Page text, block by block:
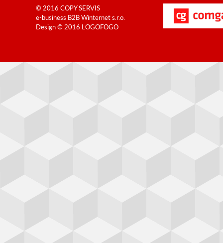
© 2016 COPY SERVIS
e-business B2BWinternet s.r.o.
Design © 2016 LOGOFOGO